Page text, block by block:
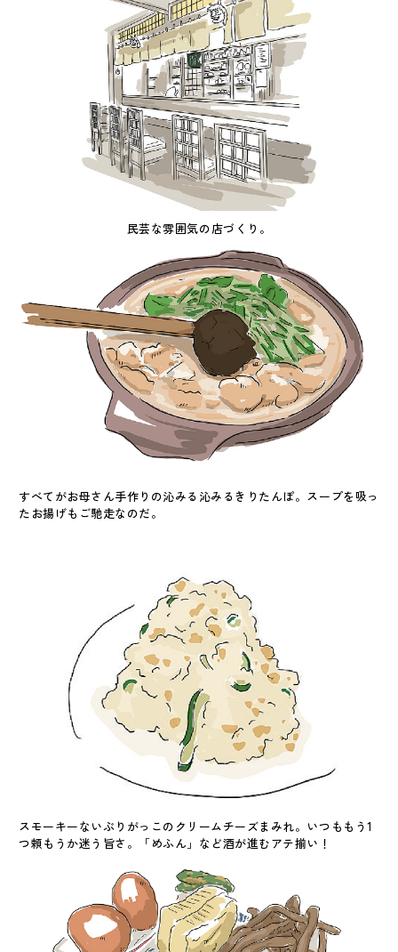
民芸な雰囲気の店づくり。
すべてがお母さん手作りの沁みる沁みるきりたんぽ。スープを吸っ
たお揚げもご馳走なのだ。
スモーキーないぶりがっこのクリームチーズまみれ。いつももう1
つ頼もうか迷う旨さ。「めふん」など酒が進むアテ揃い！